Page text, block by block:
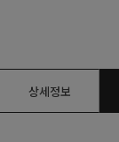
상세정보